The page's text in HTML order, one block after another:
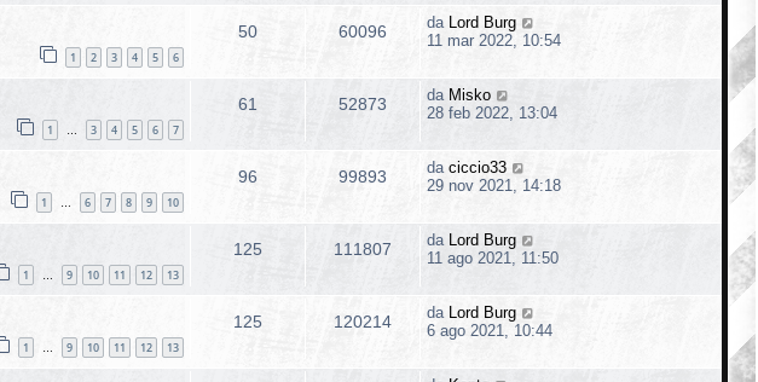
1 2 3 4 5 6
50 60096 da
Lord Burg
11 mar 2022, 10:54
1 … 3 4 5 6 7
61 52873 da Misko
28 feb 2022, 13:04
1 … 6 7 8 9 10
96 99893 da ciccio33
29 nov 2021, 14:18
1 … 9 10 11 12 13
125 111807 da Lord Burg
11 ago 2021, 11:50
1 … 9 10 11 12 13
125 120214 da Lord Burg
6 ago 2021, 10:44